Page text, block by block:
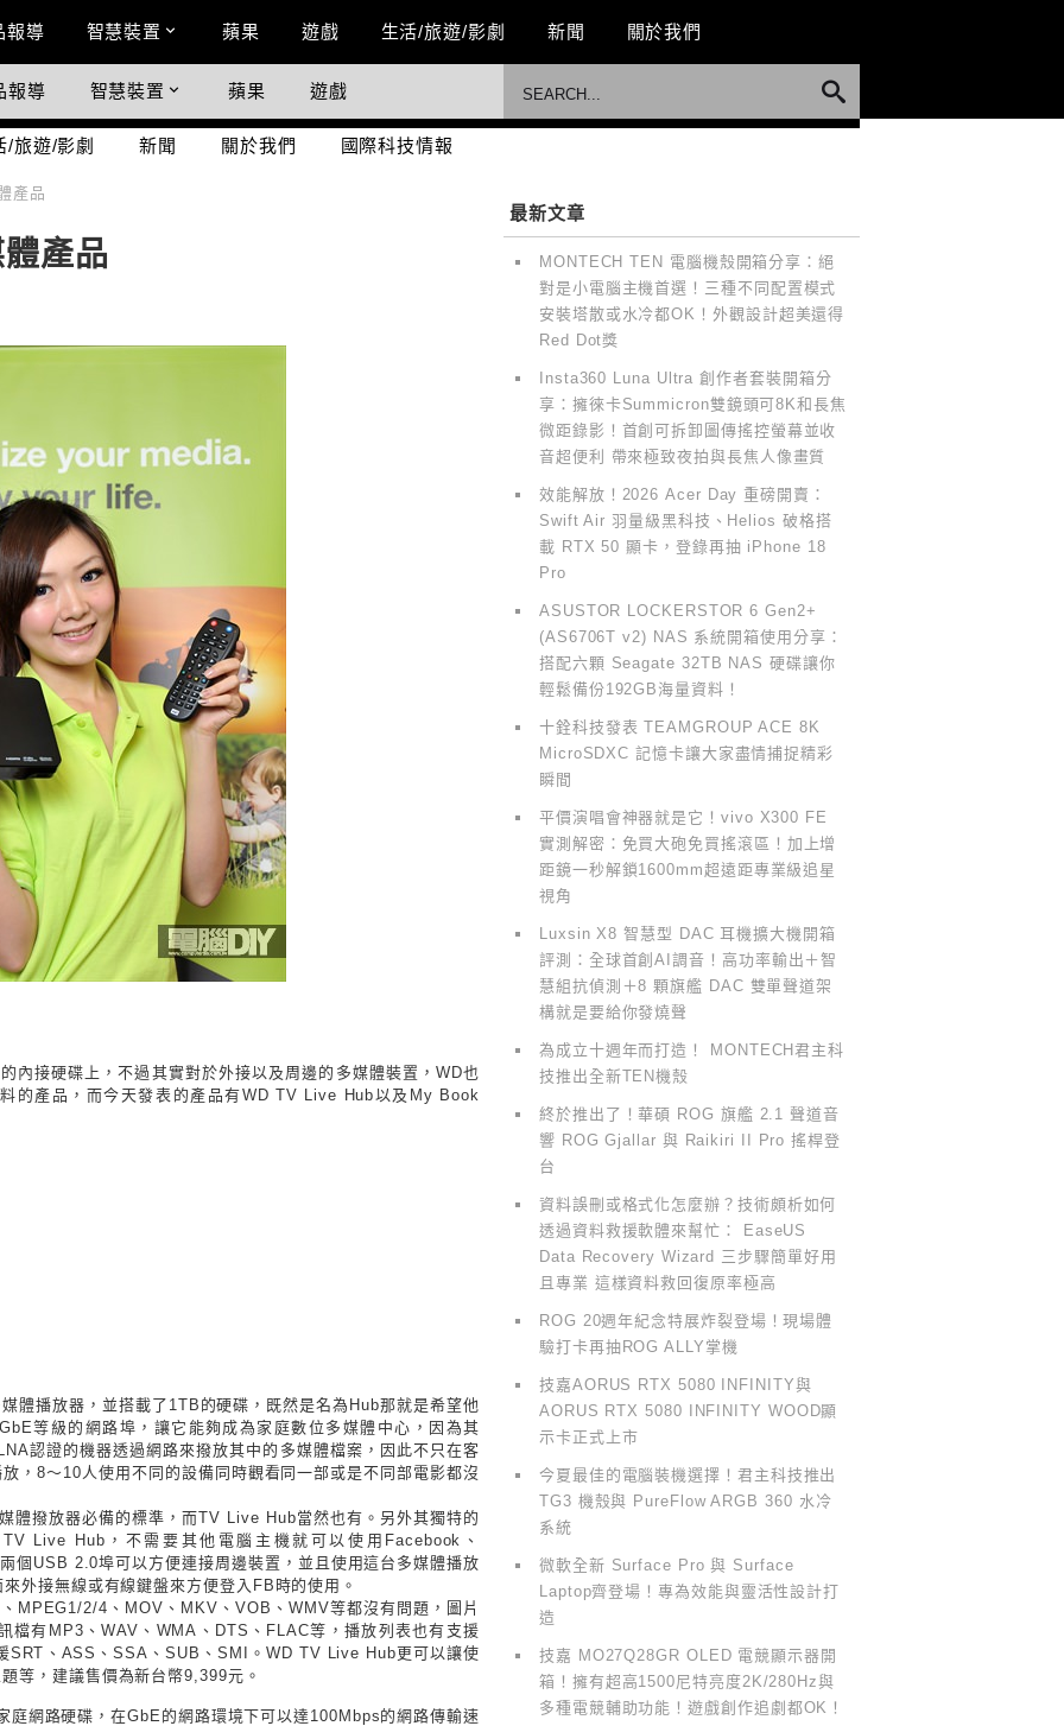
Menu
報導 智慧裝置 蘋果 遊戲 生活/旅遊/影劇 新聞 關於我們
技情報
報導 智慧裝置 蘋果 遊戲
/旅遊/影劇 新聞 關於我們 國際科技情報
產品
產品
內接硬碟上，不過其實對於外接以及周邊的多媒體裝置，WD也
的產品，而今天發表的產品有WD TV Live Hub以及My Book
體播放器，並搭載了1TB的硬碟，既然是名為Hub那就是希望他
等級的網路埠，讓它能夠成為家庭數位多媒體中心，因為其
認證的機器透過網路來撥放其中的多媒體檔案，因此不只在客
，8～10人使用不同的設備同時觀看同一部或是不同部電影都沒
體撥放器必備的標準，而TV Live Hub當然也有。另外其獨特的
Live Hub，不需要其他電腦主機就可以使用Facebook、
個USB 2.0埠可以方便連接周邊裝置，並且使用這台多媒體播放
外接無線或有線鍵盤來方便登入FB時的使用。
MPEG1/2/4、MOV、MKV、VOB、WMV等都沒有問題，圖片
有MP3、WAV、WMA、DTS、FLAC等，播放列表也有支援
SRT、ASS、SSA、SUB、SMI。WD TV Live Hub更可以讓使
等，建議售價為新台幣9,399元。
網路硬碟，在GbE的網路環境下可以達100Mbps的網路傳輸速
最新文章
MONTECH TEN 電腦機殼開箱分享：絕
對是小電腦主機首選！三種不同配置模式
安裝塔散或水冷都OK！外觀設計超美還得
Red Dot獎
Insta360 Luna Ultra 創作者套裝開箱分
享：擁徠卡Summicron雙鏡頭可8K和長焦
微距錄影！首創可拆卸圖傳搖控螢幕並收
音超便利 帶來極致夜拍與長焦人像畫質
效能解放！2026 Acer Day 重磅開賣：
Swift Air 羽量級黑科技、Helios 破格搭
載 RTX 50 顯卡，登錄再抽 iPhone 18
Pro
ASUSTOR LOCKERSTOR 6 Gen2+
(AS6706T v2) NAS 系統開箱使用分享：
搭配六顆 Seagate 32TB NAS 硬碟讓你
輕鬆備份192GB海量資料！
十銓科技發表 TEAMGROUP ACE 8K
MicroSDXC 記憶卡讓大家盡情捕捉精彩
瞬間
平價演唱會神器就是它！vivo X300 FE
實測解密：免買大砲免買搖滾區！加上增
距鏡一秒解鎖1600mm超遠距專業級追星
視角
Luxsin X8 智慧型 DAC 耳機擴大機開箱
評測：全球首創AI調音！高功率輸出＋智
慧組抗偵測＋8 顆旗艦 DAC 雙單聲道架
構就是要給你發燒聲
為成立十週年而打造！ MONTECH君主科
技推出全新TEN機殼
終於推出了！華碩 ROG 旗艦 2.1 聲道音
響 ROG Gjallar 與 Raikiri II Pro 搖桿登
台
資料誤刪或格式化怎麼辦？技術頗析如何
透過資料救援軟體來幫忙： EaseUS
Data Recovery Wizard 三步驟簡單好用
且專業 這樣資料救回復原率極高
ROG 20週年紀念特展炸裂登場！現場體
驗打卡再抽ROG ALLY掌機
技嘉AORUS RTX 5080 INFINITY與
AORUS RTX 5080 INFINITY WOOD顯
示卡正式上市
今夏最佳的電腦裝機選擇！君主科技推出
TG3 機殼與 PureFlow ARGB 360 水冷
系統
微軟全新 Surface Pro 與 Surface
Laptop齊登場！專為效能與靈活性設計打
造
技嘉 MO27Q28GR OLED 電競顯示器開
箱！擁有超高1500尼特亮度2K/280Hz與
多種電競輔助功能！遊戲創作追劇都OK！